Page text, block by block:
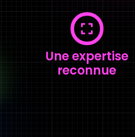
Une expertise
reconnue